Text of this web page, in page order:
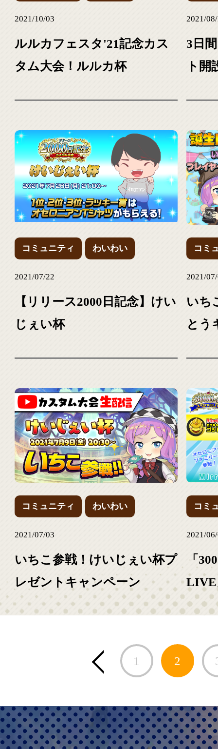
2021/10/03
ルルカフェスタ'21記念カス
タム大会！ルルカ杯
2021/
3日
ト開
コミュニティ わいわい
2021/07/22
【リリース2000日記念】けい
じぇい杯
コミ
2021/
いち
とう
コミュニティ わいわい
2021/07/03
いちこ参戦！けいじぇい杯プ
レゼントキャンペーン
コミ
2021/
「
LIVE
大会
prev link
1 2
next